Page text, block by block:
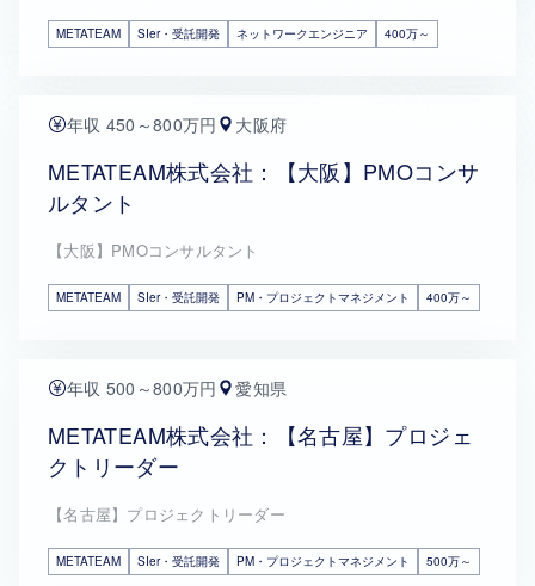
METATEAM SIer・受託開発 ネットワークエンジニア 400万～
年収 450～800万円 大阪府
METATEAM株式会社：【大阪】PMOコンサ
ルタント
【大阪】PMOコンサルタント
METATEAM SIer・受託開発 PM・プロジェクトマネジメント 400万～
年収 500～800万円 愛知県
METATEAM株式会社：【名古屋】プロジェ
クトリーダー
【名古屋】プロジェクトリーダー
METATEAM SIer・受託開発 PM・プロジェクトマネジメント 500万～